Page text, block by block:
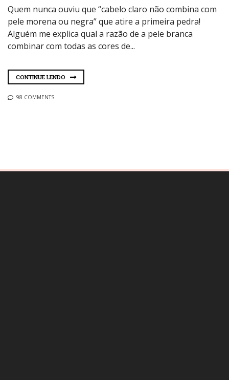
Quem nunca ouviu que “cabelo claro não combina com
pele morena ou negra” que atire a primeira pedra!
Alguém me explica qual a razão de a pele branca
combinar com todas as cores de...
CONTINUE LENDO
98 COMMENTS